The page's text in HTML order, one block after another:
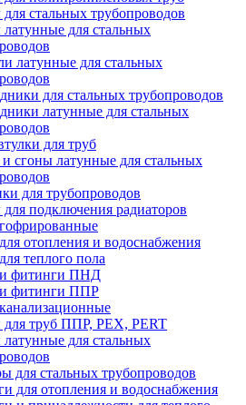
стальных трубопроводов
для стальных
латунные для стальных
для стальных трубопроводов
латунные для стальных
для труб
и сгоны латунные для стальных
для трубопроводов
подключения радиаторов
отопления и водоснабжения
теплого пола
фитинги ПНД
фитинги ППР
для труб ППР, PEX, PERT
латунные для стальных
для стальных трубопроводов
для отопления и водоснабжения